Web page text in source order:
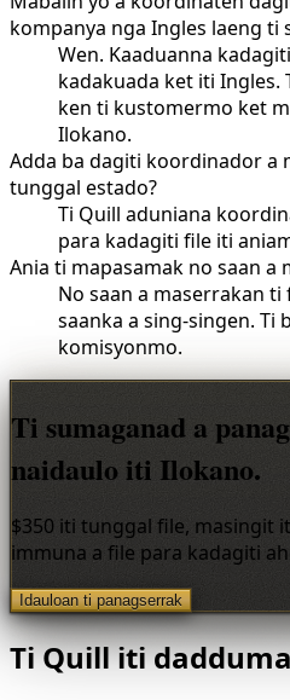
kompanya nga Ingles laeng ti
Wen. Kaaduanna
kadakuada ket iti Ingles.
ken ti kustomermo ket
Ilokano.
Adda ba dagiti koordinador a
tunggal estado?
Ti Quill aduniana
para kadagiti file iti
Ania ti mapasamak no saan a
No saan a maserrakan
saanka a sing-singen. Ti
komisyonmo.
Ti sumaganad a
naidaulo iti Ilokano.
$350 iti tunggal file, masingit
immuna a file para kadagiti
Idauloan ti panagserrak
Ti Quill iti